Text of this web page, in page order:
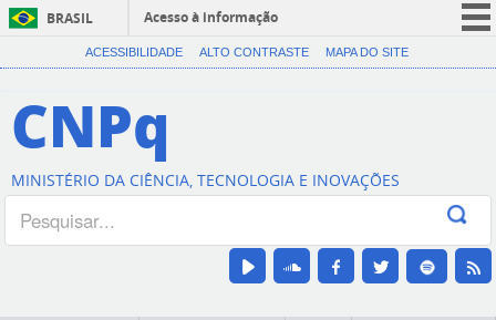
BRASIL
Acesso à informação
CORONAVÍRUS (COVID-19)
Canais
ACESSIBILIDADE ALTO CONTRASTE MAPA DO SITE
CNPq
MINISTÉRIO DA CIÊNCIA, TECNOLOGIA E INOVAÇÕES